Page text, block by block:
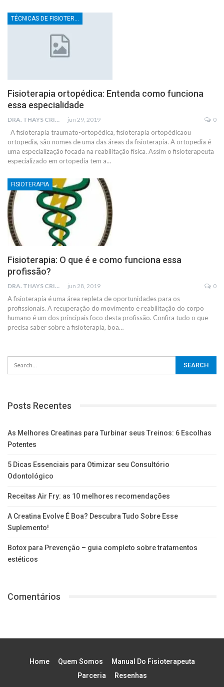
Fisioterapia ortopédica: Entenda como funciona
essa especialidade
DRA. THAYS CRISTINA RODRIGUES jun 29, 2019 0
A fisioterapia traumato-ortopédica, fisioterapia ortopédicaou
ortopedia, são nomes de uma das áreas da fisioterapia. A ortopedia é
uma especialização focada na reabilitação física. Assim o fisioterapeuta
especializado em ortopedia tem a…
FISIOTERAPIA
Fisioterapia: O que é e como funciona essa
profissão?
DRA. THAYS CRISTINA RODRIGUES jun 28, 2019 0
A fisioterapia é uma área repleta de oportunidades para os
profissionais. A recuperação do movimento e reabilitação do corpo
humano é um dos principais foco desta profissão. Confira tudo o que
precisa saber sobre a fisioterapia, boa…
Posts Recentes
As Melhores Creatinas para Turbinar seus Treinos: 6 Escolhas
Potentes
5 Dicas Essenciais para Otimizar seu Consultório
Odontológico
Receitas Air Fry: as 10 melhores recomendações
A Creatina Evolve É Boa? Descubra Tudo Sobre Esse
Suplemento!
Botox para Prevenção – guia completo sobre tratamentos
estéticos
Comentários
Home Quem Somos
Manual Do Fisioterapeuta
Parceria
Resenhas